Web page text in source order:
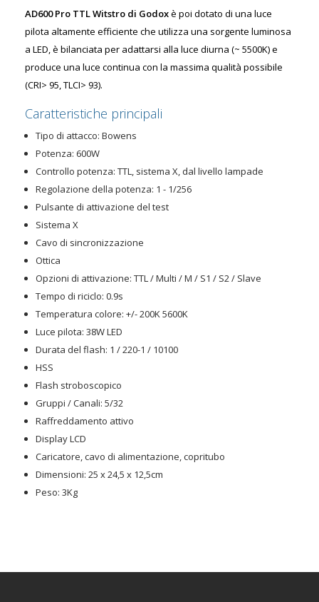
AD600 Pro TTL Witstro di Godoxè poi dotato di una luce
pilota altamente efficiente che utilizza una sorgente luminosa
a LED, è bilanciata per adattarsi alla luce diurna (~ 5500K) e
produce una luce continua con la massima qualità possibile
(CRI> 95, TLCI> 93).
Caratteristiche principali
Tipo di attacco: Bowens
Potenza: 600W
Controllo potenza: TTL, sistema X, dal livello lampade
Regolazione della potenza: 1 - 1/256
Pulsante di attivazione del test
Sistema X
Cavo di sincronizzazione
Ottica
Opzioni di attivazione: TTL / Multi / M / S1 / S2 / Slave
Tempo di riciclo: 0.9s
Temperatura colore: +/- 200K 5600K
Luce pilota: 38W LED
Durata del flash: 1 / 220-1 / 10100
HSS
Flash stroboscopico
Gruppi / Canali: 5/32
Raffreddamento attivo
Display LCD
Caricatore, cavo di alimentazione, copritubo
Dimensioni: 25 x 24,5 x 12,5cm
Peso: 3Kg